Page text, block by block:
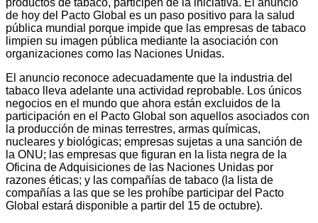
productos de tabaco, participen de la iniciativa. El anuncio
de hoy del Pacto Global es un paso positivo para la salud
pública mundial porque impide que las empresas de tabaco
limpien su imagen pública mediante la asociación con
organizaciones como las Naciones Unidas.
El anuncio reconoce adecuadamente que la industria del
tabaco lleva adelante una actividad reprobable. Los únicos
negocios en el mundo que ahora están excluidos de la
participación en el Pacto Global son aquellos asociados con
la producción de minas terrestres, armas químicas,
nucleares y biológicas; empresas sujetas a una sanción de
la ONU; las empresas que figuran en la lista negra de la
Oficina de Adquisiciones de las Naciones Unidas por
razones éticas; y las compañías de tabaco (la lista de
compañías a las que se les prohíbe participar del Pacto
Global estará disponible a partir del 15 de octubre).